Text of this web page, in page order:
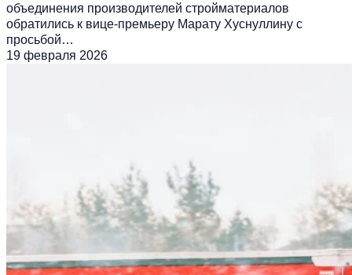
объединения производителей стройматериалов
обратились к вице-премьеру Марату Хуснуллину с
просьбой…
19 февраля 2026